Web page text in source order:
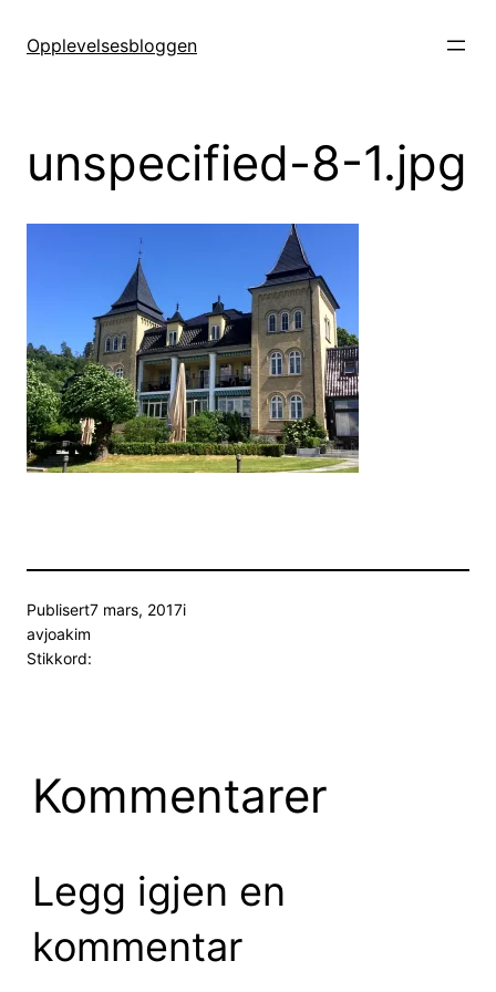
Opplevelsesbloggen
unspecified-8-1.jpg
Publisert7 mars, 2017i
avjoakim
Stikkord:
Kommentarer
Legg igjen en
kommentar